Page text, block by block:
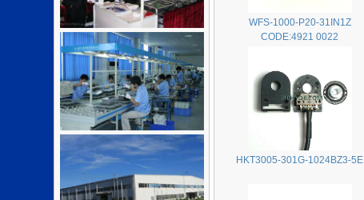
WFS-1000-P20-31IN1Z
CODE:4921 0022
HKT3005-301G-1024BZ3-5E